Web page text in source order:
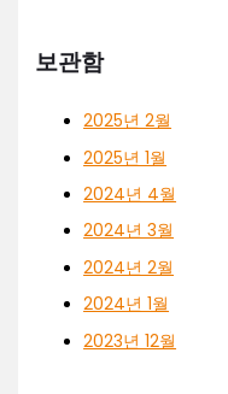
보관함
2025년 2월
2025년 1월
2024년 4월
2024년 3월
2024년 2월
2024년 1월
2023년 12월